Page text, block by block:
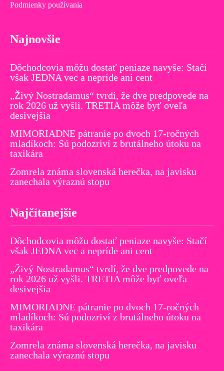
Podmienky používania
Najnovšie
Dôchodcovia môžu dostať peniaze navyše: Stačí
však JEDNA vec a nepríde ani cent
„Živý Nostradamus“ tvrdí, že dve predpovede na
rok 2026 už vyšli. TRETIA môže byť oveľa
desivejšia
MIMORIADNE pátranie po dvoch 17-ročných
mladíkoch: Sú podozriví z brutálneho útoku na
taxikára
Zomrela známa slovenská herečka, na javisku
zanechala výraznú stopu
Najčítanejšie
Dôchodcovia môžu dostať peniaze navyše: Stačí
však JEDNA vec a nepríde ani cent
„Živý Nostradamus“ tvrdí, že dve predpovede na
rok 2026 už vyšli. TRETIA môže byť oveľa
desivejšia
MIMORIADNE pátranie po dvoch 17-ročných
mladíkoch: Sú podozriví z brutálneho útoku na
taxikára
Zomrela známa slovenská herečka, na javisku
zanechala výraznú stopu